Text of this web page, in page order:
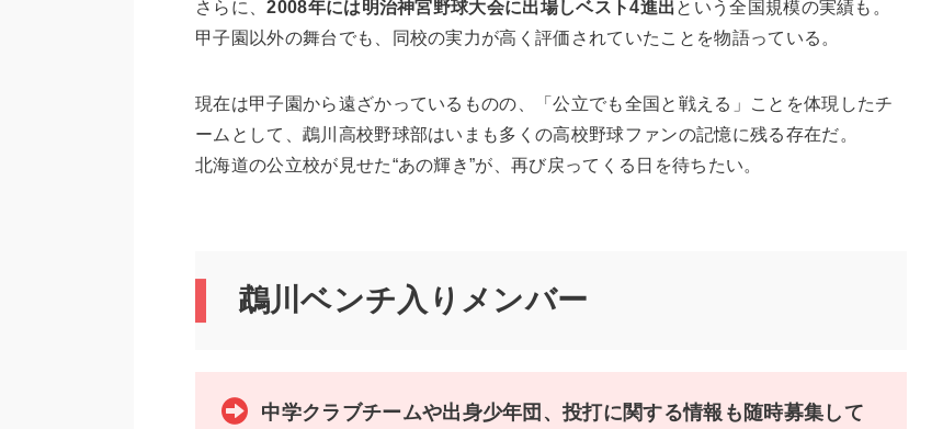
さらに、2008年には明治神宮野球大会に出場しベスト4進出という全国規模の実績も。
甲子園以外の舞台でも、同校の実力が高く評価されていたことを物語っている。
現在は甲子園から遠ざかっているものの、「公立でも全国と戦える」ことを体現したチ
ームとして、鵡川高校野球部はいまも多くの高校野球ファンの記憶に残る存在だ。
北海道の公立校が見せた“あの輝き”が、再び戻ってくる日を待ちたい。
鵡川ベンチ入りメンバー
中学クラブチームや出身少年団、投打に関する情報も随時募集して